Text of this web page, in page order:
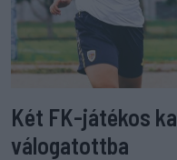
Két FK-játékos
válogatottba